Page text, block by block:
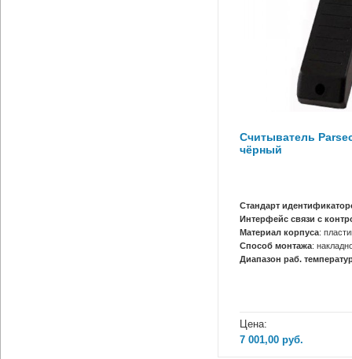
Считыватель
чёрный
Стандарт
Интерфейс связи с
Материал корпуса:
Способ монтажа:
Диапазон раб.
Цена:
7 001,00 руб.